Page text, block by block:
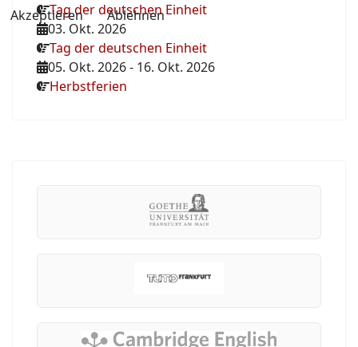
Tag der deutschen Einheit
03. Okt. 2026
Tag der deutschen Einheit
05. Okt. 2026- 16. Okt. 2026
Herbstferien
Akzeptieren
Ablehnen